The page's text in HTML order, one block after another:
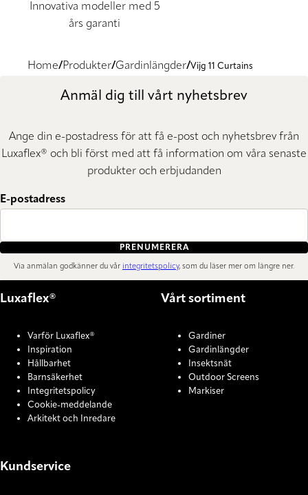
Innovativa modeller med 5
års garanti
Home Produkter Gardinlängder Vijg 11 Curtains
Anmäl dig till vårt nyhetsbrev
Ange din e-postadress för att få e-post och nyhetsbrev från
Luxaflex® och bli först med att få information om våra senaste
produkter och erbjudanden
E-postadress
PRENUMERERA
Via anmälan godkänner du vår integritetspolicy, som du läser mer om längre ner.
Luxaflex®
Varför Luxaflex®
Inspiration
Hållbarhet
Barnsäkerhet
Integritetspolicy
Cookie-meddelande
Arkitekt och Inredare
Vårt sortiment
Gardiner
Gardinlängder
Insektsnät
Outdoor Screens
Markiser
Kundservice